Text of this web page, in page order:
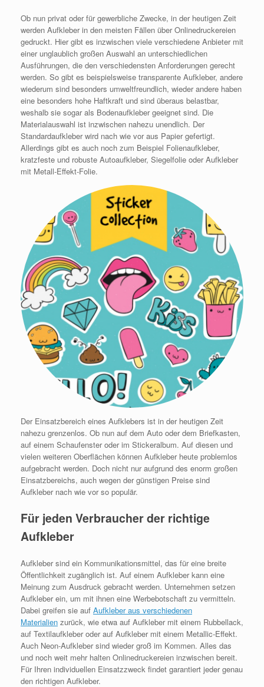
Ob nun privat oder für gewerbliche Zwecke, in der heutigen Zeit
werden Aufkleber in den meisten Fällen über Onlinedruckereien
gedruckt. Hier gibt es inzwischen viele verschiedene Anbieter mit
einer unglaublich großen Auswahl an unterschiedlichen
Ausführungen, die den verschiedensten Anforderungen gerecht
werden. So gibt es beispielsweise transparente Aufkleber, andere
wiederum sind besonders umweltfreundlich, wieder andere haben
eine besonders hohe Haftkraft und sind überaus belastbar,
weshalb sie sogar als Bodenaufkleber geeignet sind. Die
Materialauswahl ist inzwischen nahezu unendlich. Der
Standardaufkleber wird nach wie vor aus Papier gefertigt.
Allerdings gibt es auch noch zum Beispiel Folienaufkleber,
kratzfeste und robuste Autoaufkleber, Siegelfolie oder Aufkleber
mit Metall-Effekt-Folie.
Der Einsatzbereich eines Aufklebers ist in der heutigen Zeit
nahezu grenzenlos. Ob nun auf dem Auto oder dem Briefkasten,
auf einem Schaufenster oder im Stickeralbum. Auf diesen und
vielen weiteren Oberflächen können Aufkleber heute problemlos
aufgebracht werden. Doch nicht nur aufgrund des enorm großen
Einsatzbereichs, auch wegen der günstigen Preise sind
Aufkleber nach wie vor so populär.
Für jeden Verbraucher der richtige
Aufkleber
Aufkleber sind ein Kommunikationsmittel, das für eine breite
Öffentlichkeit zugänglich ist. Auf einem Aufkleber kann eine
Meinung zum Ausdruck gebracht werden. Unternehmen setzen
Aufkleber ein, um mit ihnen eine Werbebotschaft zu vermitteln.
Dabei greifen sie auf Aufkleber aus verschiedenen
Materialien zurück, wie etwa auf Aufkleber mit einem Rubbellack,
auf Textilaufkleber oder auf Aufkleber mit einem Metallic-Effekt.
Auch Neon-Aufkleber sind wieder groß im Kommen. Alles das
und noch weit mehr halten Onlinedruckereien inzwischen bereit.
Für Ihren individuellen Einsatzzweck findet garantiert jeder genau
den richtigen Aufkleber.